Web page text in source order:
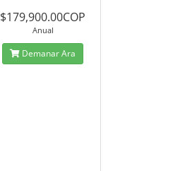
$179,900.00COP
Anual
Demanar Ara